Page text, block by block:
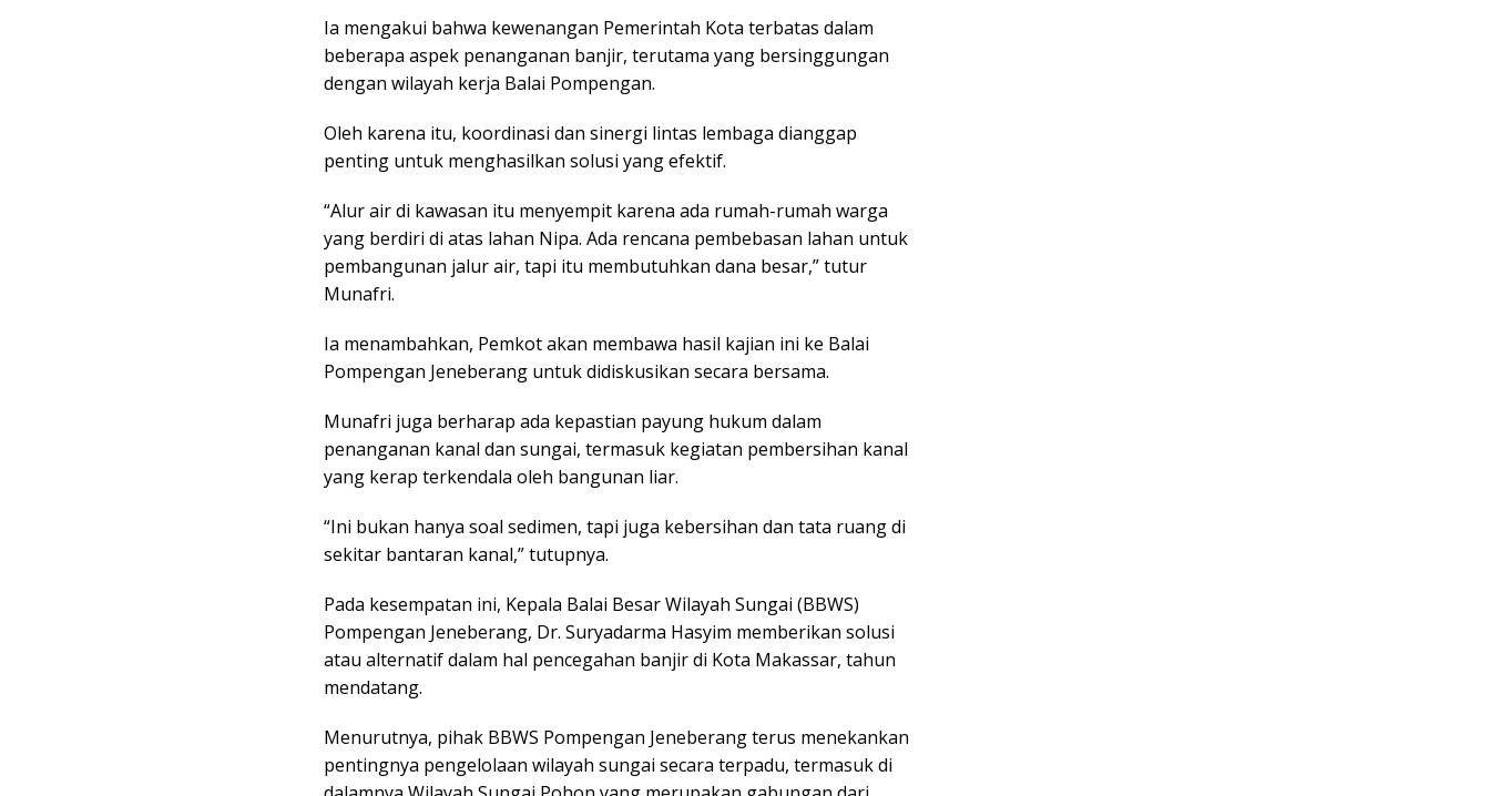
Ia mengakui bahwa kewenangan Pemerintah Kota terbatas dalam
beberapa aspek penanganan banjir, terutama yang bersinggungan
dengan wilayah kerja Balai Pompengan.
Oleh karena itu, koordinasi dan sinergi lintas lembaga dianggap
penting untuk menghasilkan solusi yang efektif.
“Alur air di kawasan itu menyempit karena ada rumah-rumah warga
yang berdiri di atas lahan Nipa. Ada rencana pembebasan lahan untuk
pembangunan jalur air, tapi itu membutuhkan dana besar,” tutur
Munafri.
Ia menambahkan, Pemkot akan membawa hasil kajian ini ke Balai
Pompengan Jeneberang untuk didiskusikan secara bersama.
Munafri juga berharap ada kepastian payung hukum dalam
penanganan kanal dan sungai, termasuk kegiatan pembersihan kanal
yang kerap terkendala oleh bangunan liar.
“Ini bukan hanya soal sedimen, tapi juga kebersihan dan tata ruang di
sekitar bantaran kanal,” tutupnya.
Pada kesempatan ini, Kepala Balai Besar Wilayah Sungai (BBWS)
Pompengan Jeneberang, Dr. Suryadarma Hasyim memberikan solusi
atau alternatif dalam hal pencegahan banjir di Kota Makassar, tahun
mendatang.
Menurutnya, pihak BBWS Pompengan Jeneberang terus menekankan
pentingnya pengelolaan wilayah sungai secara terpadu, termasuk di